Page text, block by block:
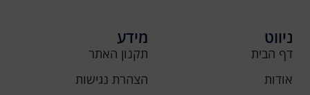
ניווט
דף הבית
אודות
מידע
תקנון האתר
הצהרת נגישות